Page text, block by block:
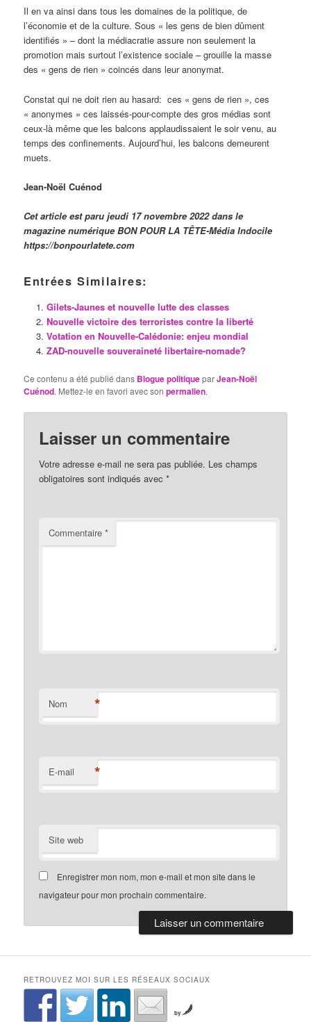
Il en va ainsi dans tous les domaines de la politique, de
l’économie et de la culture. Sous « les gens de bien dûment
identifiés » – dont la médiacratie assure non seulement la
promotion mais surtout l’existence sociale – grouille la masse
des « gens de rien » coincés dans leur anonymat.
Constat qui ne doit rien au hasard: ces « gens de rien », ces
« anonymes » ces laissés-pour-compte des gros médias sont
ceux-là même que les balcons applaudissaient le soir venu, au
temps des confinements. Aujourd’hui, les balcons demeurent
muets.
Jean-Noël Cuénod
Cet article est paru jeudi 17 novembre 2022 dans le
magazine numérique BON POUR LA TÊTE-Média Indocile
https://bonpourlatete.com
Entrées Similaires:
Gilets-Jaunes et nouvelle lutte des classes
Nouvelle victoire des terroristes contre la liberté
Votation en Nouvelle-Calédonie: enjeu mondial
ZAD-nouvelle souveraineté libertaire-nomade?
Ce contenu a été publié dans Blogue politiqueparJean-Noël
Cuénod. Mettez-le en favori avec sonpermalien.
Laisser un commentaire
Votre adresse e-mail ne sera pas publiée. Les champs
obligatoires sont indiqués avec*
Commentaire*
Nom *
E-mail *
Site web
Enregistrer mon nom, mon e-mail et mon site dans le
navigateur pour mon prochain commentaire.
RETROUVEZ MOI SUR LES RÉSEAUX SOCIAUX
by